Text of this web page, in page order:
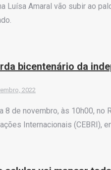
Luísa Amaral vão subir ao
bicentenário da
2022
8 de novembro, às 10h00,
Internacionais (CEBRI),